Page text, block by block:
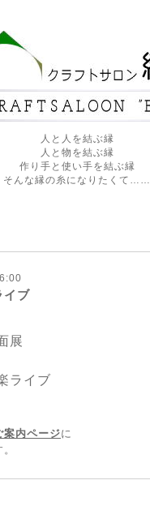
人と人を結ぶ縁
人と物を結ぶ縁
作り手と使い手を結ぶ縁
そんな縁の糸になりたくて……
イブ
展
ライブ
案内ページに